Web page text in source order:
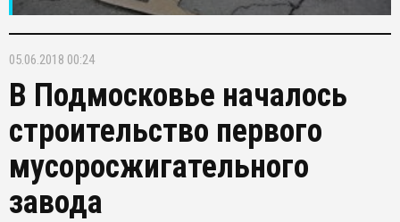
05.06.2018 00:24
В Подмосковье началось
строительство первого
мусоросжигательного
завода